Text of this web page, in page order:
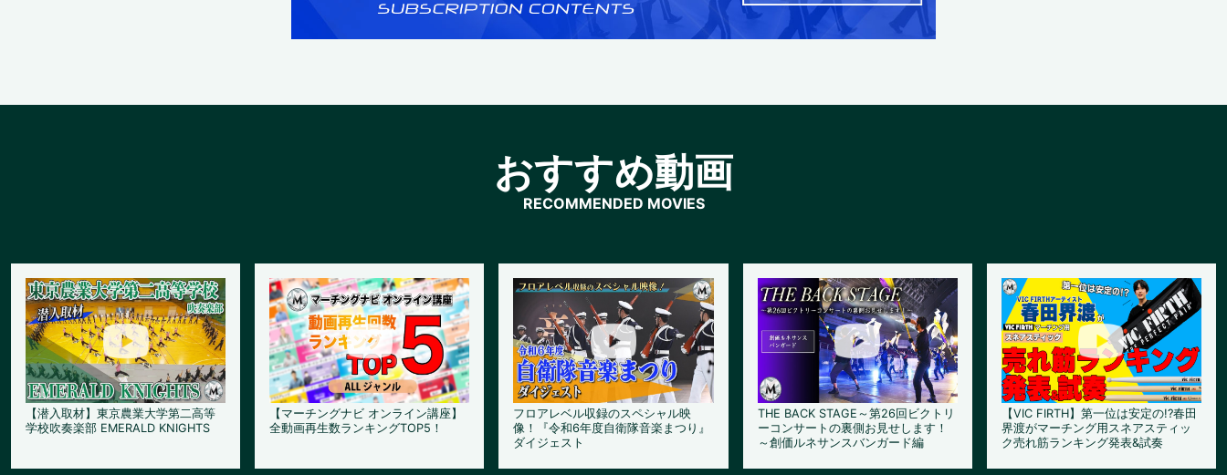
おすすめ動画
【潜入取材】東京農業大学第二高等
学校吹奏楽部 EMERALD KNIGHTS
【マーチングナビ オンライン講座】
全動画再生数ランキングTOP5！
フロアレベル収録のスペシャル映
像！『令和6年度自衛隊音楽まつり』
ダイジェスト
THE BACK STAGE～第26回ビクトリ
ーコンサートの裏側お見せします！
～創価ルネサンスバンガード編
【VIC FIRTH】第一位は安定の!?春田
界渡がマーチング用スネアスティッ
ク売れ筋ランキング発表&試奏